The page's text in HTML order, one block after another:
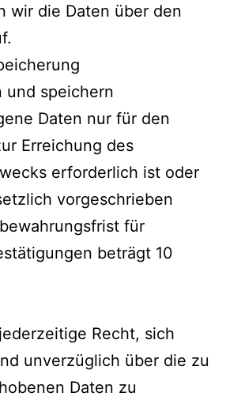
wir die Daten über den
und speichern
Daten nur für den
Erreichung des
erforderlich ist oder
vorgeschrieben
für
beträgt 10
Recht, sich
unverzüglich über die zu
Daten zu